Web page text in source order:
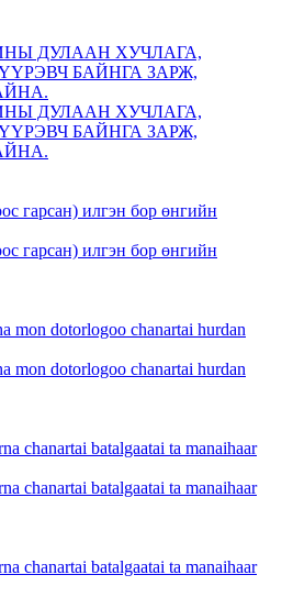
ДУЛААН ХУЧЛАГА,
БАЙНГА ЗАРЖ,
ДУЛААН ХУЧЛАГА,
БАЙНГА ЗАРЖ,
гарсан) илгэн бор өнгийн
гарсан) илгэн бор өнгийн
mon dotorlogoo chanartai hurdan
mon dotorlogoo chanartai hurdan
chanartai batalgaatai ta manaihaar
chanartai batalgaatai ta manaihaar
chanartai batalgaatai ta manaihaar